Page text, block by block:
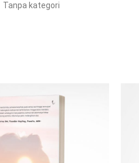
email, dan situs web saya pada
Tanpa kategori